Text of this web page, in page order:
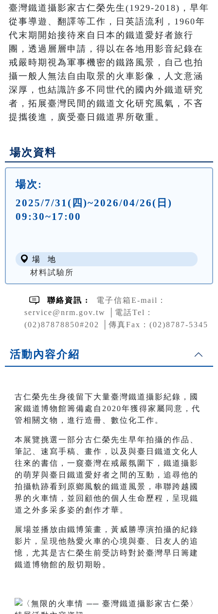
臺灣鐵道攝影家古仁榮先生(1929-2018)，早年
從事導遊、翻譯等工作，日英語流利，1960年
代末期開始接待來自日本的鐵道愛好者旅行
團，透過層層申請，得以在各地用影音紀錄在
戒嚴時期視為軍事機密的鐵路風景，自己也拍
攝一般人無法自由取景的火車影像，人文意涵
深厚，也結識許多不同世代的國內外鐵道研究
者，拓展臺灣民間的鐵道文化研究風氣，不吝
場次資料
場次:
2025/7/31(四)~2026/04/26(日)
09:30~17:00
場 地
材料試驗所
聯絡資訊 :
電子信箱E-mail：
service@nrm.gov.tw │電話Tel：
(02)87878850#202 │傳真Fax：(02)8787-5345
活動內容介紹
古仁榮先生身後留下大量臺灣鐵道攝影紀錄，國
家鐵道博物館籌備處自2020年獲得家屬同意，代
管相關文物，進行造冊、數位化工作。
本展覽挑選一部分古仁榮先生早年拍攝的作品、
筆記、速寫手稿、畫作，以及與臺日鐵道文化人
往來的書信，一窺臺灣在戒嚴氛圍下，鐵道攝影
的萌芽與臺日鐵道愛好者之間的互動，追尋他的
拍攝軌跡看到原鄉風貌的鐵道風景，串聯跨越國
界的火車情，並回顧他的個人生命歷程，呈現鐵
道之外多采多姿的創作才華。
展場並播放由鐵博策畫，黃威勝導演拍攝的紀錄
影片，呈現他熱愛火車的心境與臺、日友人的追
憶，尤其是古仁榮生前受訪時對於臺灣早日籌建
鐵道博物館的殷切期盼。